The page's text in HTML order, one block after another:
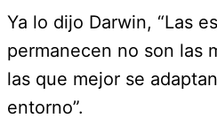
Ya lo dijo Darwin, “Las
permanecen no son las
las que mejor se
entorno”.